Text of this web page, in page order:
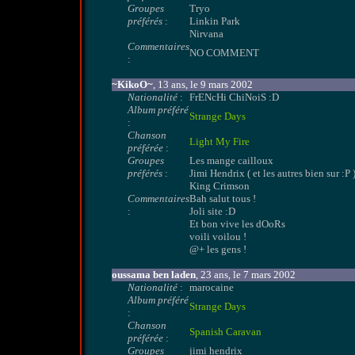
Groupes
préférés :
Tryo
Linkin Park
Nirvana
Commentaires
:
NO COMMENT
~KikoO~, 13 ans, le 9 mars 2002
Nationalité : FrENcHi ChiNoiS :D
Album préféré
:
Strange Days
Chanson
préférée :
Light My Fire
Groupes
préférés :
Les mange cailloux
Jimi Hendrix ( et les autres bien sur :P )
King Crimson
Commentaires
:
Bah salut tous !
Joli site :D
Et bon vive les dOoRs
voili voilou !
@+ les gens !
oussama ben laden, 23 ans, le 7 mars 2002
Nationalité : marocaine
Album préféré
:
Strange Days
Chanson
préférée :
Spanish Caravan
Groupes
jimi hendrix